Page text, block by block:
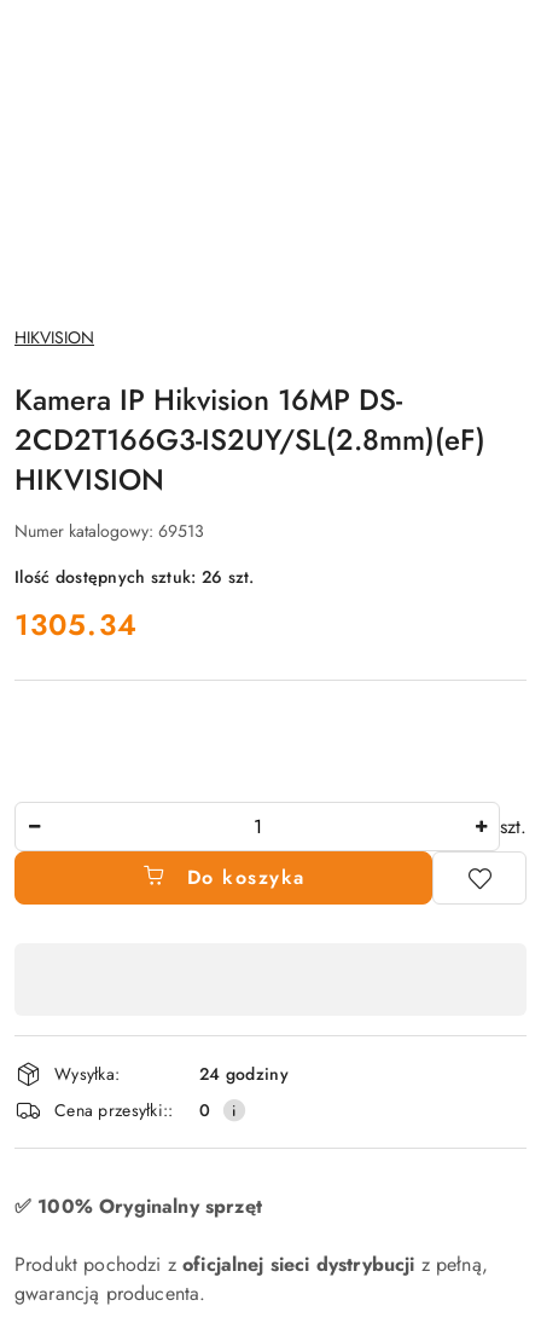
NAZWA
PRODUCENTA:
HIKVISION
Kamera IP Hikvision 16MP DS-
2CD2T166G3-IS2UY/SL(2.8mm)(eF)
HIKVISION
Numer katalogowy: 69513
Ilość dostępnych sztuk: 26 szt.
cena:
1305.34
szt.
Do koszyka
,
płatność
i
dostawa
Wysyłka:
24 godziny
Cena przesyłki::
0
✅ 100% Oryginalny sprzęt
Produkt pochodzi zoficjalnej sieci dystrybucji z pełną,
gwarancją producenta.